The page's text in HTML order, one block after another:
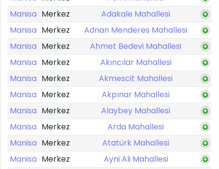
Manisa Merkez
Adakale Mahallesi
Manisa Merkez
Adnan Menderes Mahallesi
Manisa Merkez
Ahmet Bedevi Mahallesi
Manisa Merkez
Akıncılar Mahallesi
Manisa Merkez
Akmescit Mahallesi
Manisa Merkez
Akpınar Mahallesi
Manisa Merkez
Alaybey Mahallesi
Manisa Merkez
Arda Mahallesi
Manisa Merkez
Atatürk Mahallesi
Manisa Merkez
Ayni Ali Mahallesi